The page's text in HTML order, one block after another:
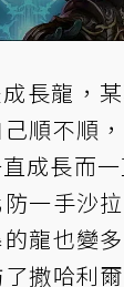
長龍，
順不順
成長而
一手沙
的龍也變
撒哈利爾